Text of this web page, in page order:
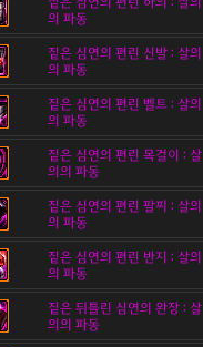
의 파동
짙은 심연의 편린 신발 : 살의
의 파동
짙은 심연의 편린 벨트 : 살의
의 파동
짙은 심연의 편린 목걸이 : 살
의의 파동
짙은 심연의 편린 팔찌 : 살의
의 파동
짙은 심연의 편린 반지 : 살의
의 파동
짙은 뒤틀린 심연의 완장 : 살
의의 파동